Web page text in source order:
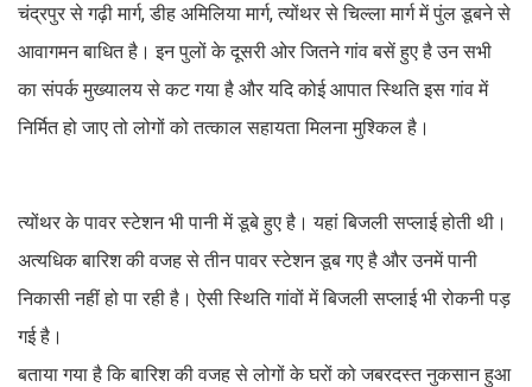
चंद्रपुर से गढ़ी मार्ग, डीह अमिलिया मार्ग, त्योंथर से चिल्ला मार्ग में पुंल डूबने से
आवागमन बाधित है। इन पुलों के दूसरी ओर जितने गांव बसें हुए है उन सभी
का संपर्क मुख्यालय से कट गया है और यदि कोई आपात स्थिति इस गांव में
निर्मित हो जाए तो लोगों को तत्काल सहायता मिलना मुश्किल है।
त्योंथर के पावर स्टेशन भी पानी में डूबे हुए है। यहां बिजली सप्लाई होती थी।
अत्यधिक बारिश की वजह से तीन पावर स्टेशन डूब गए है और उनमें पानी
निकासी नहीं हो पा रही है। ऐसी स्थिति गांवों में बिजली सप्लाई भी रोकनी पड़
गई है।
बताया गया है कि बारिश की वजह से लोगों के घरों को जबरदस्त नुकसान हुआ